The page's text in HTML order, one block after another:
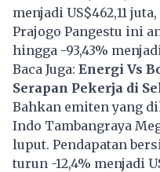
menjadi US$462,11
Prajogo Pangestu ini
hingga -93,43%
Baca Juga: Energi Vs
Serapan Pekerja di
Bahkan emiten yang
Indo Tambangraya
luput. Pendapatan
turun -12,4% menjadi